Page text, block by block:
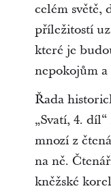
celém světě,
příležitostí
které je
nepokojům a
Řada
„Svatí, 4.
mnozí z
na ně.
kněžské